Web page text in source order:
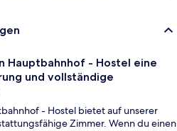
Hauptbahnhof - Hostel eine
und vollständige
- Hostel bietet auf unserer
Zimmer. Wenn du einen